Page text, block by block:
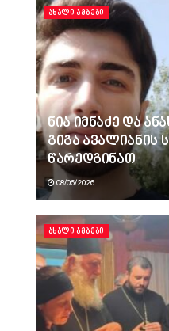
ᲐᲮᲐᲚᲘ ᲐᲛᲑᲔᲑᲘ
ნია იმნაძე და
გიგა ავალიანის
წარედგინათ
08/06/2026
ᲐᲮᲐᲚᲘ ᲐᲛᲑᲔᲑᲘ